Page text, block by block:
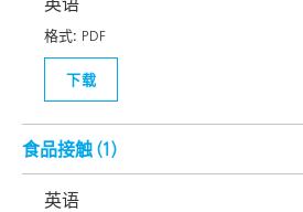
格式: PDF
下载
食品接触 (1)
英语